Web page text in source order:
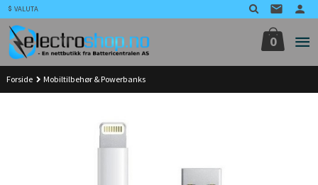
Gå
til
innholdet
VALUTA
0
Forside Mobiltilbehør & Powerbanks